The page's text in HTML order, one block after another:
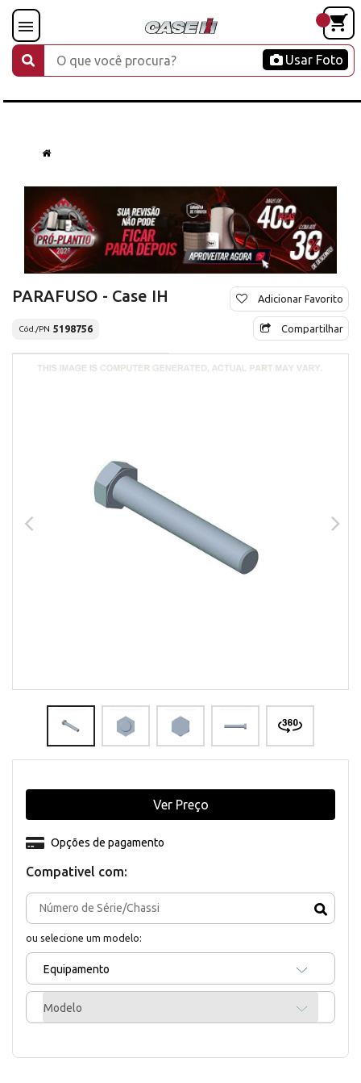
Usar Foto
PARAFUSO - Case IH
Cód./PN 5198756
Adicionar Favorito
Compartilhar
Compativel com:
ou selecione um modelo:
Equipamento
Modelo
Opções de pagamento
Ver Preço